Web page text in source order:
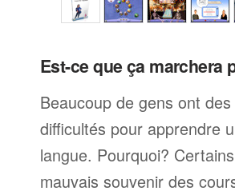
Est-ce que ça marchera
Beaucoup de gens ont des
difficultés pour apprendre
langue. Pourquoi?
mauvais souvenir des